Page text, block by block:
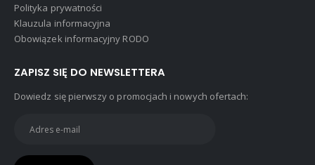
Polityka prywatności
Klauzula informacyjna
Obowiązek informacyjny RODO
ZAPISZ SIĘ DO NEWSLETTERA
Dowiedz się pierwszy o promocjach i nowych ofertach: